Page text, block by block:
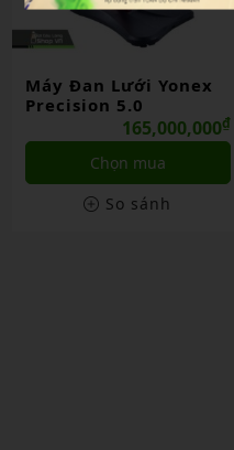
Máy Đan Lưới Yonex
Precision 5.0
165,000,000₫
Chọn mua
So sánh